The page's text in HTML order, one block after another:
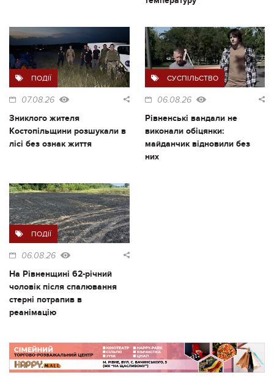
ПОДІЇ
07.08.26
Зниклого жителя
Костопільщини розшукали в
лісі без ознак життя
СУСПІЛЬСТВО
06.08.26
Рівненські вандали не
виконали обіцянки:
майданчик відновили без
них
ПОДІЇ
06.08.26
На Рівненщині 62-річний
чоловік після спалювання
стерні потрапив в
реанімацію